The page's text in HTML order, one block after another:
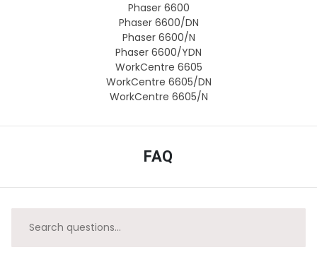
Phaser 6600
Phaser 6600/DN
Phaser 6600/N
Phaser 6600/YDN
WorkCentre 6605
WorkCentre 6605/DN
WorkCentre 6605/N
FAQ